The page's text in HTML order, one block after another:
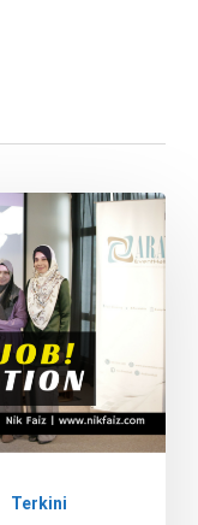
Terkini